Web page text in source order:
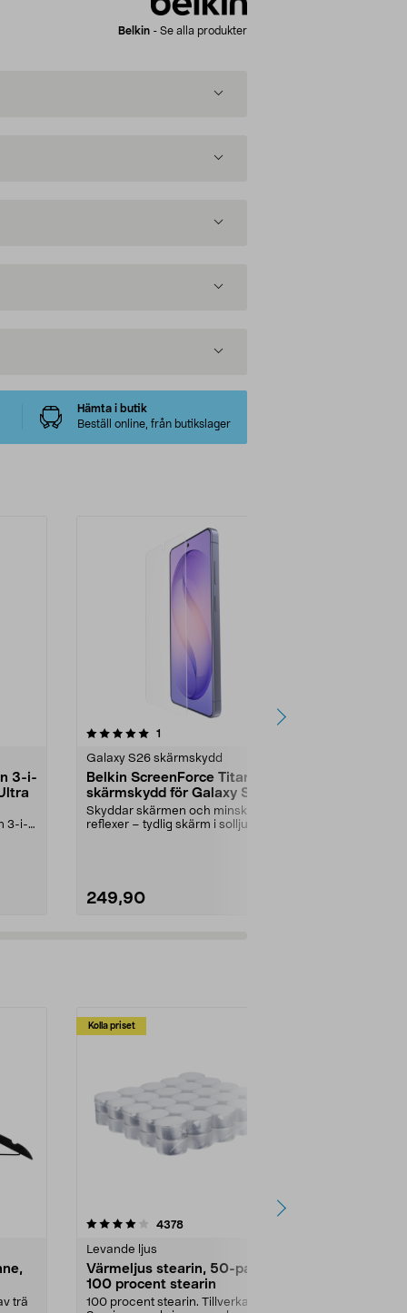
Belkin - Se alla produkter
Hämta i butik
Beställ online, från butikslager
3-i-
3-i-1
1
Galaxy S26 skärmskydd
Belkin ScreenForce Titan
skärmskydd för Galaxy S26
Ultra
Skyddar skärmen och minskar
reflexer – tydlig skärm i solljus.
249,90
0.0 av 5 stjärnor
trä
Kolla priset
4378recensioner
Levande ljus
Värmeljus stearin, 50-pack,
100 procent stearin
100 procent stearin. Tillverkade i
4.5av 5 stjärnor